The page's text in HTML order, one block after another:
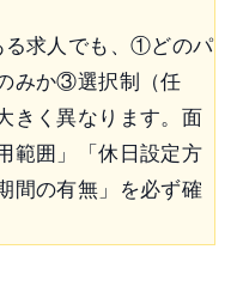
る求人でも、①どのパ
みか③選択制（任
きく異なります。面
範囲」「休日設定方
間の有無」を必ず確